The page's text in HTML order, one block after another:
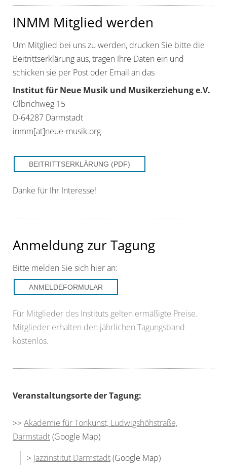
INMM Mitglied werden
Um Mitglied bei uns zu werden, drucken Sie bitte die
Beitrittserklärung aus, tragen Ihre Daten ein und
schicken sie per Post oder Email an das
Institut für Neue Musik und Musikerziehung e.V.
Olbrichweg 15
D-64287 Darmstadt
inmm[at]neue-musik.org
BEITRITTSERKLÄRUNG (PDF)
Danke für Ihr Interesse!
Anmeldung zur Tagung
Bitte melden Sie sich hier an:
ANMELDEFORMULAR
Für Mitglieder des Instituts gelten ermäßigte Preise.
Mitglieder erhalten den jährlichen Tagungsband
kostenlos.
Veranstaltungsorte der Tagung:
>>Akademie für Tonkunst, Ludwigshöhstraße,
Darmstadt(Google Map)
> Jazzinstitut Darmstadt(Google Map)